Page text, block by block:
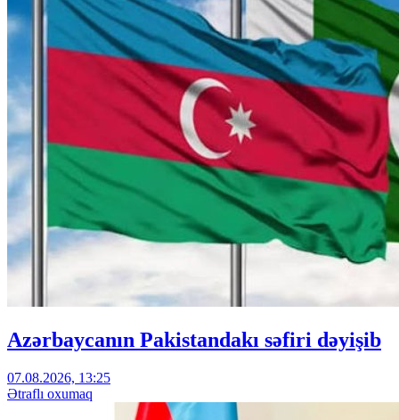
Azərbaycanın Pakistandakı səfiri dəyişib
07.08.2026, 13:25
Ətraflı oxumaq